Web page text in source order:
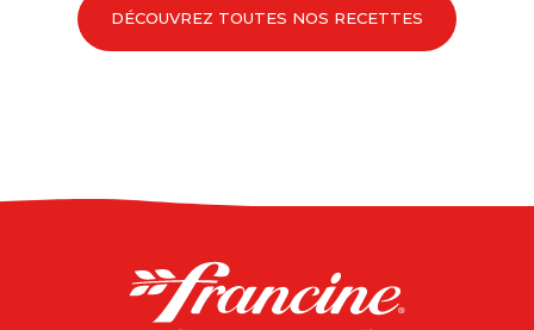
DÉCOUVREZ TOUTES NOS RECETTES